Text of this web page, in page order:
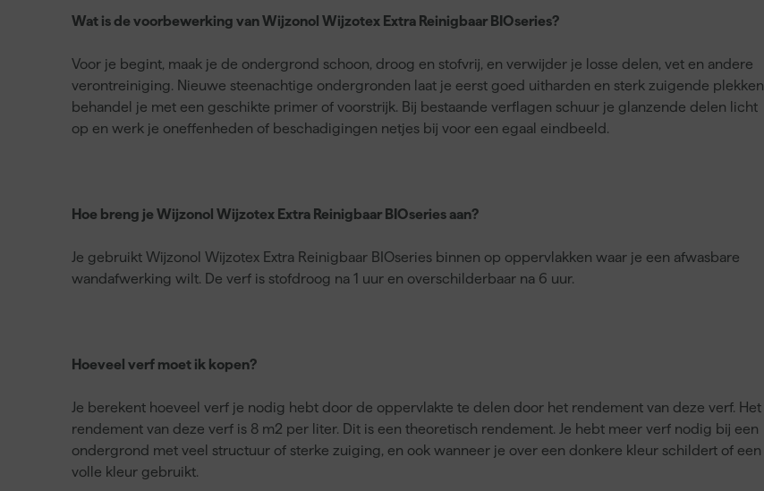
Wat is de voorbewerking van Wijzonol Wijzotex Extra Reinigbaar BIOseries?
Voor je begint, maak je de ondergrond schoon, droog en stofvrij, en verwijder je losse delen, vet en andere
verontreiniging. Nieuwe steenachtige ondergronden laat je eerst goed uitharden en sterk zuigende plekken
behandel je met een geschikte primer of voorstrijk. Bij bestaande verflagen schuur je glanzende delen licht
op en werk je oneffenheden of beschadigingen netjes bij voor een egaal eindbeeld.
Hoe breng je Wijzonol Wijzotex Extra Reinigbaar BIOseries aan?
Je gebruikt Wijzonol Wijzotex Extra Reinigbaar BIOseries binnen op oppervlakken waar je een afwasbare
wandafwerking wilt. De verf is stofdroog na 1 uur en overschilderbaar na 6 uur.
Hoeveel verf moet ik kopen?
Je berekent hoeveel verf je nodig hebt door de oppervlakte te delen door het rendement van deze verf. Het
rendement van deze verf is 8 m2 per liter. Dit is een theoretisch rendement. Je hebt meer verf nodig bij een
ondergrond met veel structuur of sterke zuiging, en ook wanneer je over een donkere kleur schildert of een
volle kleur gebruikt.